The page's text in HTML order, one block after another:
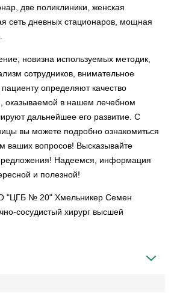
две поликлиники, женская
сеть дневных стационаров, мощная
новизна используемых методик,
сотрудников, внимательное
определяют качество
оказываемой в нашем лечебном
дальнейшее его развитие. С
вы можете подробно ознакомиться
ваших вопросов! Высказывайте
Надеемся, информация
и полезной!
"ЦГБ № 20" Хмельникер Семен
сосудистый хирург высшей